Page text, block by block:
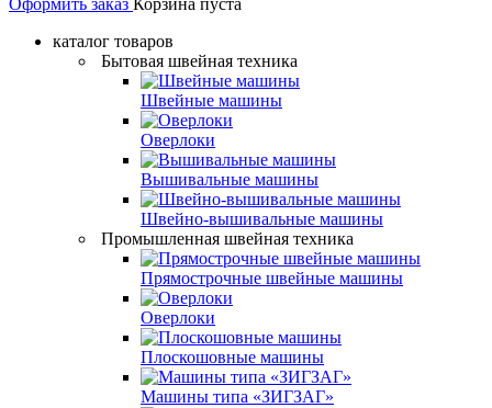
каталог товаров
Бытовая швейная техника
Швейные машины
Оверлоки
Вышивальные машины
Швейно-вышивальные машины
Промышленная швейная техника
Прямострочные швейные машины
Оверлоки
Плоскошовные машины
Машины типа «ЗИГЗАГ»